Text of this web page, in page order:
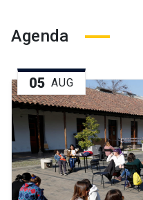
Agenda
05 AUG